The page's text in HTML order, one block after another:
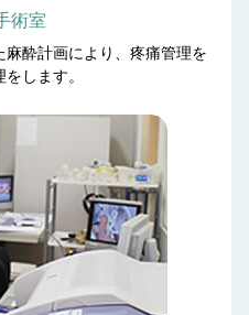
術室
酔計画により、疼痛管理を
します。